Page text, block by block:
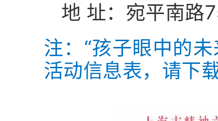
地 址：宛平南路
注：“孩子眼中的
活动信息表，请下